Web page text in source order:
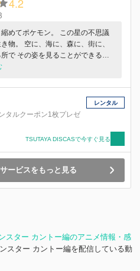
めてポケモン。 この星の不思議
物。 空に、海に、森に、街に、
で その姿を見ることができる。
ター”という見果てぬ夢を追い、 風
道行く先で出会う野生のポケモ
い─。 ピカチュウを奪おうとつけ狙
。 変わらぬ冒険の日々を過ごすサ
タルクーポン1枚プレゼ
レンタル
TSUTAYA DISCASで今すぐ見る
ービスをもっと見る
スター カントー編のアニメ情報・感
スター カントー編を配信している動